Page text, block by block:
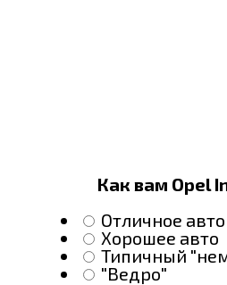
Как вам Opel
Отличное авто
Хорошее авто
Типичный
"Ведро"